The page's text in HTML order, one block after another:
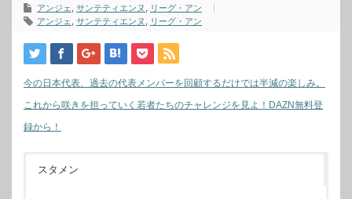
アンジェ
サンテティエンヌ
リーグ・アン
アンジェ
サンテティエンヌ リーグ・アン
今の日本代表、過去の代表メンバーを回顧するだけでは半減の楽しみ。
これから咲きを担っていく若者たちのチャレンジを見よ！DAZN無料登
録から！
スタメン